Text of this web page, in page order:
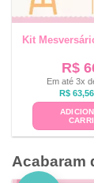
Kit
R$
Em até 3x
R$63,56
Acabaram